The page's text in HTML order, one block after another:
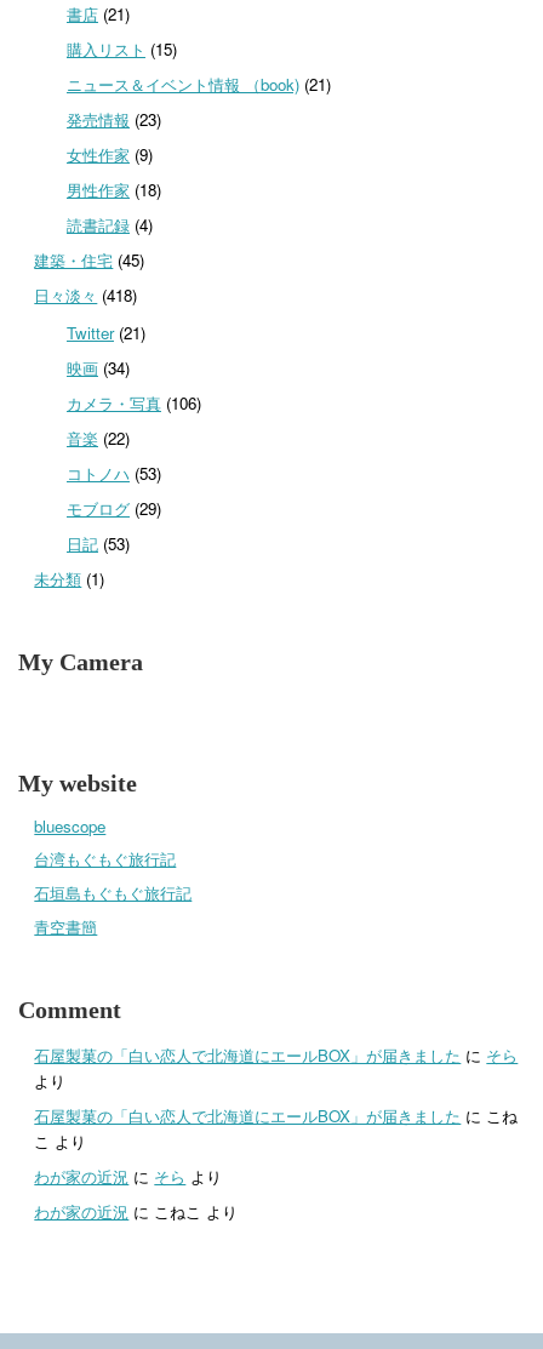
書店(21)
購入リスト (15)
ニュース＆イベント情報 （book)(21)
発売情報 (23)
女性作家 (9)
男性作家 (18)
読書記録(4)
建築・住宅 (45)
日々淡々 (418)
Twitter(21)
映画(34)
カメラ・写真(106)
音楽 (22)
コトノハ (53)
モブログ(29)
日記(53)
未分類 (1)
My Camera
My website
bluescope
台湾もぐもぐ旅行記
石垣島もぐもぐ旅行記
青空書簡
Comment
石屋製菓の「白い恋人で北海道にエールBOX」が届きました に そら
より
石屋製菓の「白い恋人で北海道にエールBOX」が届きました に こね
こ より
わが家の近況 に そら より
わが家の近況 に こねこ より